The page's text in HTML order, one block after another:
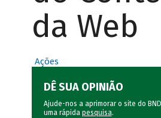
da Web
Ações
DÊ SUA OPINIÃO
Ajude-nos a aprimorar o site do
uma rápida pesquisa.